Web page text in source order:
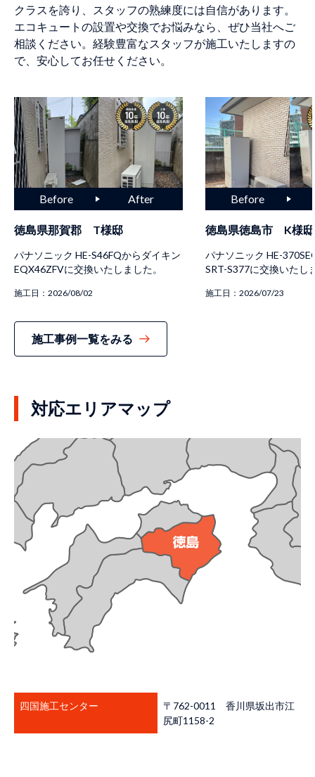
クラスを誇り、スタッフの熟練度には自信があります。
エコキュートの設置や交換でお悩みなら、ぜひ当社へご
相談ください。経験豊富なスタッフが施工いたしますの
で、安心してお任せください。
徳島県那賀郡 T様邸
パナソニック HE-S46FQからダイキン
EQX46ZFVに交換いたしました。
施工日： 2026/08/02
徳島県徳島市 K様邸
パナソニック HE-
SRT-S377に交換いたし
施工日： 2026/07/23
施工事例一覧をみる
対応エリアマップ
四国施工センター
〒762-0011 香川県坂出市江
尻町1158-2